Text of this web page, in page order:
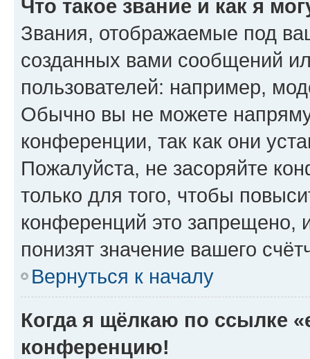
Что такое звание и как я
Звания, отображаемые под
созданных вами сообщений
пользователей: например,
Обычно вы не можете
конференции, так как они
Пожалуйста, не засоряйте
только для того, чтобы
конференций это запрещено,
понизят значение вашего
Вернуться к началу
Когда я щёлкаю по ссылке
конференцию!